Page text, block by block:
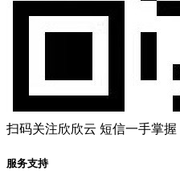
扫码关注欣欣云 短信一手掌握
服务支持